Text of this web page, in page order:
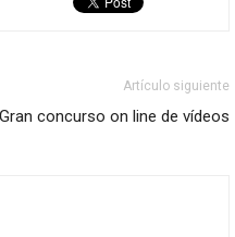
Artículo siguiente
Gran concurso on line de vídeos